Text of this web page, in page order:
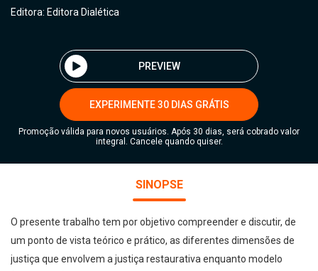
Editora: Editora Dialética
PREVIEW
EXPERIMENTE 30 DIAS GRÁTIS
Promoção válida para novos usuários. Após 30 dias, será cobrado valor
integral. Cancele quando quiser.
SINOPSE
O presente trabalho tem por objetivo compreender e discutir, de
um ponto de vista teórico e prático, as diferentes dimensões de
justiça que envolvem a justiça restaurativa enquanto modelo